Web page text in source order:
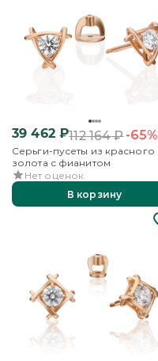
39 462₽112 164₽-65%
Серьги-пусеты из красного
золота с фианитом
Нет оценок
В корзину